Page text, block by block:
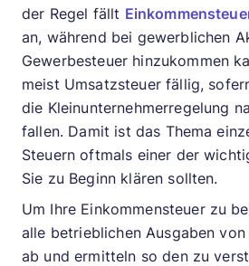
der Regel fällt
an, während bei gewerblichen
Gewerbesteuer hinzukommen
meist Umsatzsteuer fällig,
die Kleinunternehmerregelung
fallen. Damit ist das Thema
Steuern oftmals einer der
Sie zu Beginn klären sollten.
Um Ihre Einkommensteuer zu
alle betrieblichen Ausgaben von
ab und ermitteln so den zu